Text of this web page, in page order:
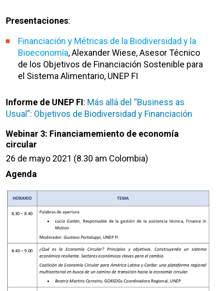
Presentaciones:
Financiación y Métricas de la Biodiversidad y la
Bioeconomía, Alexander Wiese, Asesor Técnico
de los Objetivos de Financiación Sostenible para
el Sistema Alimentario, UNEP FI
Informe de UNEP FI: Más allá del “Business as
Usual”: Objetivos de Biodiversidad y Financiación
Webinar 3: Financiamemiento de economía
circular
26 de mayo 2021 (8.30 am Colombia)
Agenda